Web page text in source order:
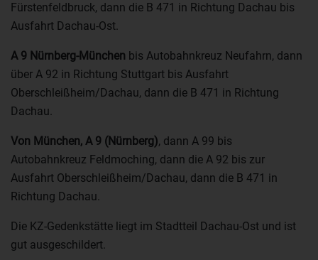
Fürstenfeldbruck, dann die B 471 in Richtung Dachau bis
Ausfahrt Dachau-Ost.
A 9 Nürnberg-München bis Autobahnkreuz Neufahrn, dann
über A 92 in Richtung Stuttgart bis Ausfahrt
Oberschleißheim/Dachau, dann die B 471 in Richtung
Dachau.
Von München, A 9 (Nürnberg), dann A 99 bis
Autobahnkreuz Feldmoching, dann die A 92 bis zur
Ausfahrt Oberschleißheim/Dachau, dann die B 471 in
Richtung Dachau.
Die KZ-Gedenkstätte liegt im Stadtteil Dachau-Ost und ist
gut ausgeschildert.